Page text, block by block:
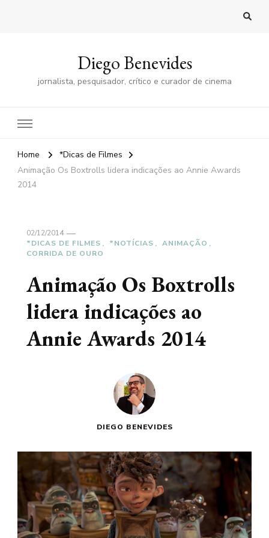
Diego Benevides
jornalista, pesquisador, crítico e curador de cinema
Home
*Dicas de Filmes
Animação Os Boxtrolls lidera indicações ao Annie Awards
2014
02/12/2014
*DICAS DE FILMES
*NOTÍCIAS
ANIMAÇÃO
CORRIDA DE OURO
Animação Os Boxtrolls
lidera indicações ao
Annie Awards 2014
DIEGO BENEVIDES